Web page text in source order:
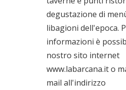
degustazione di
libagioni dell'epoca.
informazioni è
nostro sito internet
www.labarcana.it o
mail all'indirizzo